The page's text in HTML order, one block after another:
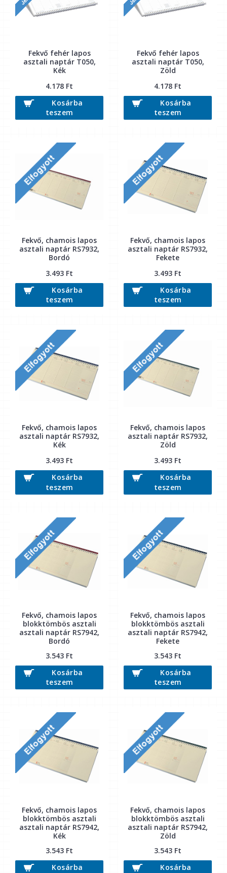
Fekvő fehér lapos
asztali naptár T050,
Kék
4.178 Ft
Kosárba
teszem
Fekvő fehér lapos
asztali naptár T050,
Zöld
4.178 Ft
Kosárba
teszem
Fekvő, chamois lapos
asztali naptár RS7932,
Bordó
3.493 Ft
Kosárba
teszem
Fekvő, chamois lapos
asztali naptár RS7932,
Fekete
3.493 Ft
Kosárba
teszem
Fekvő, chamois lapos
asztali naptár RS7932,
Kék
3.493 Ft
Kosárba
teszem
Fekvő, chamois lapos
asztali naptár RS7932,
Zöld
3.493 Ft
Kosárba
teszem
Fekvő, chamois lapos
blokktömbös asztali
asztali naptár RS7942,
Bordó
3.543 Ft
Kosárba
teszem
Fekvő, chamois lapos
blokktömbös asztali
asztali naptár RS7942,
Fekete
3.543 Ft
Kosárba
teszem
Fekvő, chamois lapos
blokktömbös asztali
asztali naptár RS7942,
Kék
3.543 Ft
Kosárba
Fekvő, chamois lapos
blokktömbös asztali
asztali naptár RS7942,
Zöld
3.543 Ft
Kosárba